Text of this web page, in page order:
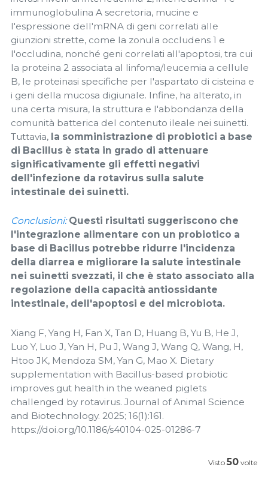
immunoglobulina A secretoria, mucine e
l'espressione dell'mRNA di geni correlati alle
giunzioni strette, come la zonula occludens 1 e
l'occludina, nonché geni correlati all'apoptosi, tra cui
la proteina 2 associata al linfoma/leucemia a cellule
B, le proteinasi specifiche per l'aspartato di cisteina e
i geni della mucosa digiunale. Infine, ha alterato, in
una certa misura, la struttura e l'abbondanza della
comunità batterica del contenuto ileale nei suinetti.
Tuttavia, la somministrazione di probiotici a base
di Bacillus è stata in grado di attenuare
significativamente gli effetti negativi
dell'infezione da rotavirus sulla salute
intestinale dei suinetti.
Conclusioni: Questi risultati suggeriscono che
l'integrazione alimentare con un probiotico a
base di Bacillus potrebbe ridurre l'incidenza
della diarrea e migliorare la salute intestinale
nei suinetti svezzati, il che è stato associato alla
regolazione della capacità antiossidante
intestinale, dell'apoptosi e del microbiota.
Xiang F, Yang H, Fan X, Tan D, Huang B, Yu B, He J,
Luo Y, Luo J, Yan H, Pu J, Wang J, Wang Q, Wang, H,
Htoo JK, Mendoza SM, Yan G, Mao X. Dietary
supplementation with Bacillus-based probiotic
improves gut health in the weaned piglets
challenged by rotavirus. Journal of Animal Science
and Biotechnology. 2025; 16(1):161.
https://doi.org/10.1186/s40104-025-01286-7
Visto 50 volte